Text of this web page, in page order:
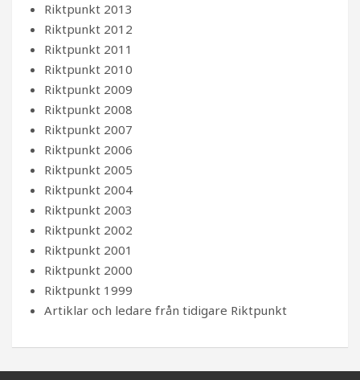
Riktpunkt 2013
Riktpunkt 2012
Riktpunkt 2011
Riktpunkt 2010
Riktpunkt 2009
Riktpunkt 2008
Riktpunkt 2007
Riktpunkt 2006
Riktpunkt 2005
Riktpunkt 2004
Riktpunkt 2003
Riktpunkt 2002
Riktpunkt 2001
Riktpunkt 2000
Riktpunkt 1999
Artiklar och ledare från tidigare Riktpunkt